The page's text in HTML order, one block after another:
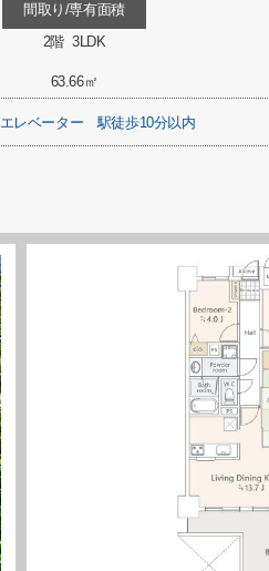
間取り/専有面積
2階 3LDK
63.66㎡
エレベーター 駅徒歩10分以内